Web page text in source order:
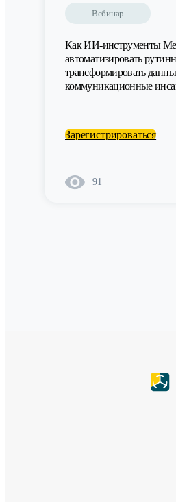
Вебинар
Как ИИ-инструменты
автоматизировать
трансформировать
коммуникационные
Зарегистрироваться
91